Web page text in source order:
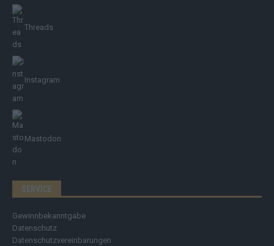
Threads
Instagram
Mastodon
SERVICE
Gewinnbekanntgabe
Datenschutz
Datenschutzvereinbarungen